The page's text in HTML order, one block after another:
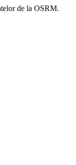
de la OSRM.